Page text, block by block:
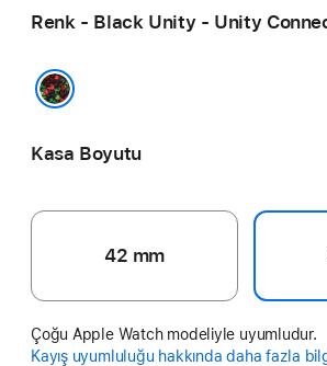
Renk - Black Unity - Unity
Kasa Boyutu
42 mm
Çoğu Apple Watch modeliyle uyumludur.
Kayış uyumluluğu hakkında daha fazla